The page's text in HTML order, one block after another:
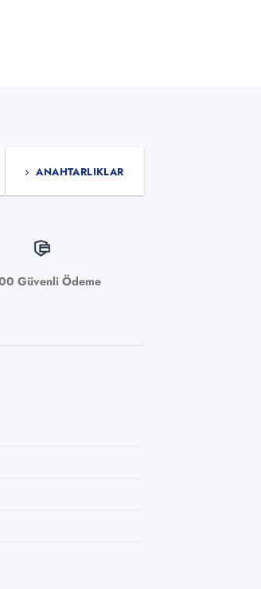
ANAHTARLIKLAR
Güvenli Ödeme